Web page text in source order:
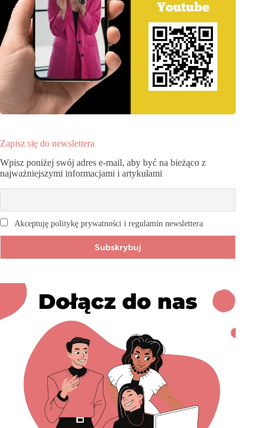
Zapisz się do newslettera
Wpisz poniżej swój adres e-mail, aby być na bieżąco z
najważniejszymi informacjami i artykułami
Akceptuję politykę prywatności i regulamin newslettera